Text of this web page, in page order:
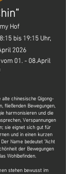
“
Hof
bis 19:15 Uhr,
2026
01. - 08.April
chinesische Qigong-
fließenden Bewegungen,
harmonisieren und die
Verspannungen
sie eignet sich gut für
und in einen kurzen
Name bedeutet "Acht
der Bewegungen
Wohlbefinden.
stehen bewusst im